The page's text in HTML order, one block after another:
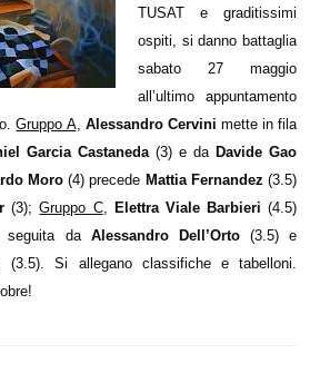
TUSAT e graditissimi
ospiti, si danno battaglia
sabato 27 maggio
all’ultimo appuntamento
Gruppo A, Alessandro Cervini mette in fila
Garcia Castaneda(3) e da Davide Gao
Moro(4) precede Mattia Fernandez (3.5)
(3);Gruppo C, Elettra Viale Barbieri (4.5)
seguita da Alessandro Dell’Orto(3.5) e
(3.5). Si allegano classifiche e tabelloni.